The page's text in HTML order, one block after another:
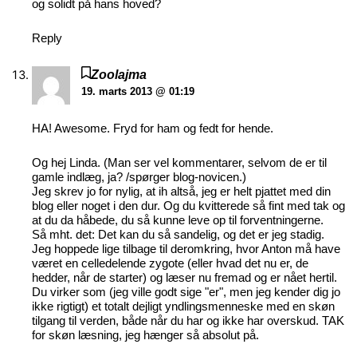
og solidt på hans hoved?
Reply
Zoolajma
19. marts 2013 @ 01:19
HA! Awesome. Fryd for ham og fedt for hende.
Og hej Linda. (Man ser vel kommentarer, selvom de er til
gamle indlæg, ja? /spørger blog-novicen.)
Jeg skrev jo for nylig, at ih altså, jeg er helt pjattet med din
blog eller noget i den dur. Og du kvitterede så fint med tak og
at du da håbede, du så kunne leve op til forventningerne.
Så mht. det: Det kan du så sandelig, og det er jeg stadig.
Jeg hoppede lige tilbage til deromkring, hvor Anton må have
været en celledelende zygote (eller hvad det nu er, de
hedder, når de starter) og læser nu fremad og er nået hertil.
Du virker som (jeg ville godt sige "er", men jeg kender dig jo
ikke rigtigt) et totalt dejligt yndlingsmenneske med en skøn
tilgang til verden, både når du har og ikke har overskud. TAK
for skøn læsning, jeg hænger så absolut på.